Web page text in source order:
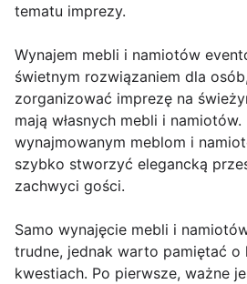
tematu imprezy.
Wynajem mebli i namiotów
świetnym rozwiązaniem dla
zorganizować imprezę na
mają własnych mebli i namiotów.
wynajmowanym meblom i
szybko stworzyć elegancką
zachwyci gości.
Samo wynajęcie mebli i
trudne, jednak warto pamiętać o
kwestiach. Po pierwsze, ważne